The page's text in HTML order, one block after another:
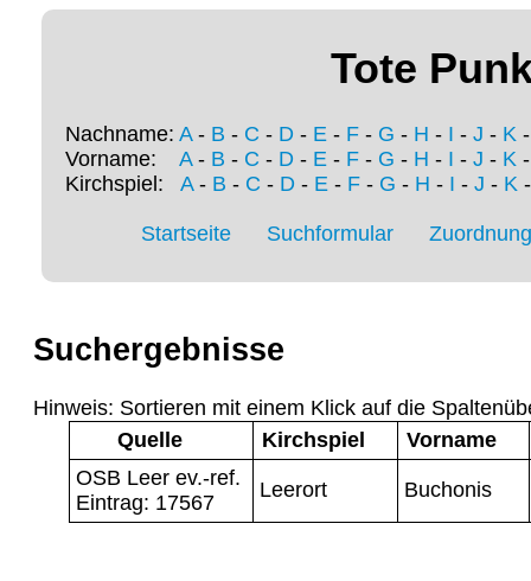
Tote
Nachname: A- B - C - D - E - F - G - H - I - J - K
Vorname: A- B - C - D - E - F - G - H - I - J - K
Kirchspiel: A- B - C - D- E- F- G - H - I - J - K
Startseite Suchformular
Suchergebnisse
Hinweis: Sortieren mit einem Klick auf die
Quelle
Kirchspiel
Vorname
OSB Leer ev.-ref.
Eintrag: 17567
Leerort Buchonis